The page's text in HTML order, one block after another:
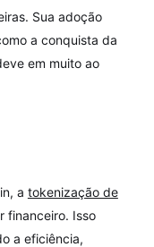
Sua adoção
a conquista da
em muito ao
a tokenização de
financeiro. Isso
a eficiência,